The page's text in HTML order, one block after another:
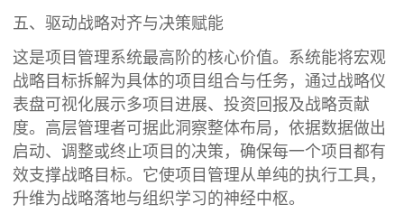
五、驱动战略对齐与决策赋能
这是项目管理系统最高阶的核心价值。系统能将宏观
战略目标拆解为具体的项目组合与任务，通过战略仪
表盘可视化展示多项目进展、投资回报及战略贡献
度。高层管理者可据此洞察整体布局，依据数据做出
启动、调整或终止项目的决策，确保每一个项目都有
效支撑战略目标。它使项目管理从单纯的执行工具，
升维为战略落地与组织学习的神经中枢。